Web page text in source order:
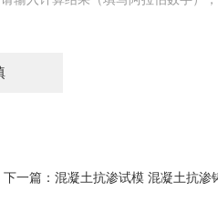
下一篇： 混凝土抗渗试模 混凝土抗渗铸铁试模